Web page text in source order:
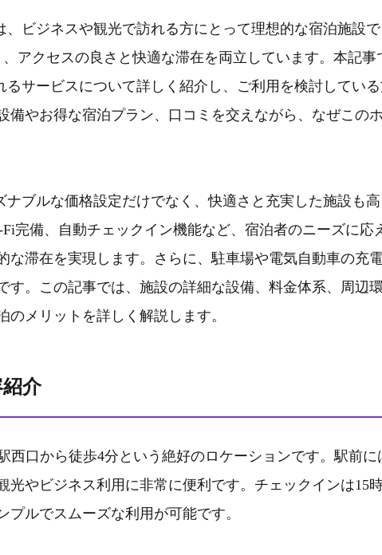
ビジネスや観光で訪れる方にとって理想的な宿泊施設で
アクセスの良さと快適な滞在を両立しています。本記事
サービスについて詳しく紹介し、ご利用を検討してい
備やお得な宿泊プラン、口コミを交えながら、なぜこの
ブルな価格設定だけでなく、快適さと充実した施設も高
完備、自動チェックイン機能など、宿泊者のニーズに応
な滞在を実現します。さらに、駐車場や電気自動車の充
す。この記事では、施設の詳細な設備、料金体系、周辺
メリットを詳しく解説します。
介
西口から徒歩4分という絶好のロケーションです。駅前に
やビジネス利用に非常に便利です。チェックインは15
ルでスムーズな利用が可能です。